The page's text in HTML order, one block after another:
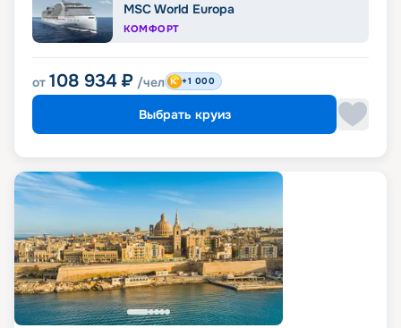
MSC World Europa
КОМФОРТ
от 108 934 ₽ /чел +1 000
Выбрать круиз